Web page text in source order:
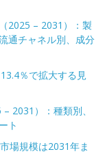
2025 – 2031）：製
通チャネル別、成分
％で拡大する見
2031）：種類別、
ト
場規模は2031年ま